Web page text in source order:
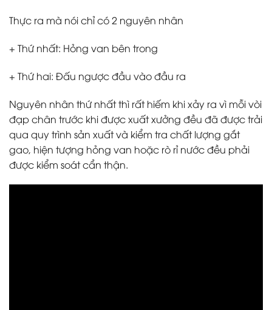
Thực ra mà nói chỉ có 2 nguyên nhân
+ Thứ nhất: Hỏng van bên trong
+ Thứ hai: Đấu ngược đầu vào đầu ra
Nguyên nhân thứ nhất thì rất hiếm khi xảy ra vì mỗi vòi
đạp chân trước khi được xuất xưởng đều đã được trải
qua quy trình sản xuất và kiểm tra chất lượng gắt
gao, hiện tượng hỏng van hoặc rò rỉ nước đều phải
được kiểm soát cẩn thận.